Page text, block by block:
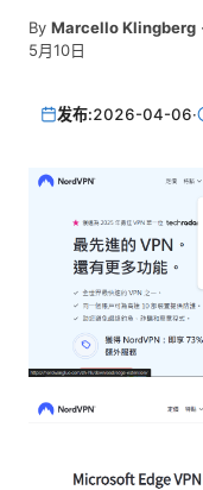
By Marcello Klingberg ·
5月10日
发布:2026-04-06·